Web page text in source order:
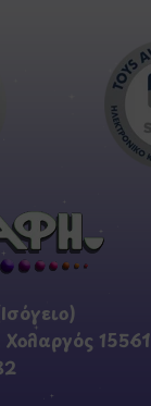
15561